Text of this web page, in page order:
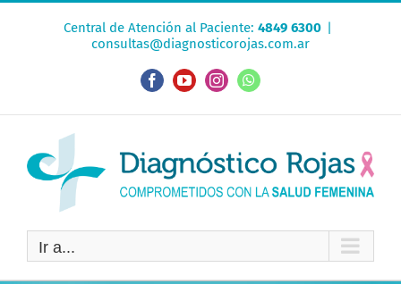
Central de Atención al Paciente: 4849 6300 |
consultas@diagnosticorojas.com.ar
FacebookYouTubeInstagramWhatsApp
Ir a...